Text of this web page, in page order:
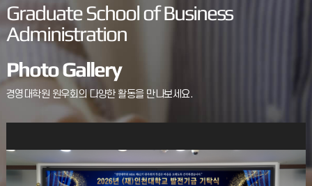
자원안보위기 ‘경계’ 발령에 따른 승용차
2부제(홀짝제) 격상 및 5부제(학생 및
외부인 등) 시행 안내
1. 관련:기후에너지환경부
에너지안전효율과-1314(2026.04.02.)「자원안보위기
원유 경계 단계경보 발령에따른 공공기관 승용차2부제
2026.04
2026-1학기 MBA 학위신청 자격시험
(외국어시험·종합시험) 일정 안내
2026.03
Graduate School of Business
Administration
Photo Gallery
경영대학원 원우회의 다양한 활동을 만나보세요.